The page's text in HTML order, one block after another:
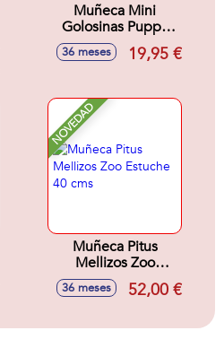
Muñeca Mini
Golosinas Puppy
Bolsa 21 cms
36 meses 19,95 €
NOVEDAD
Muñeca Pitus
Mellizos Zoo
Estuche 40 cms
36 meses 52,00 €